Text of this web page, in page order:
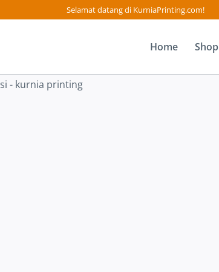
Selamat datang di KurniaPrinting.com!
Home Shop